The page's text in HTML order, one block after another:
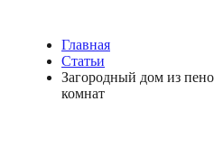
Главная
Статьи
Загородный дом из
комнат